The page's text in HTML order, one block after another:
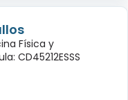
Física y
CD45212ESSS